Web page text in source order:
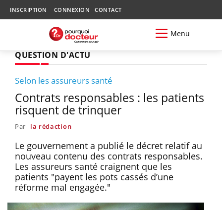
INSCRIPTION CONNEXION CONTACT
Menu
QUESTION D'ACTU
Selon les assureurs santé
Contrats responsables : les patients
risquent de trinquer
Par la rédaction
Le gouvernement a publié le décret relatif au
nouveau contenu des contrats responsables.
Les assureurs santé craignent que les
patients "payent les pots cassés d’une
réforme mal engagée."